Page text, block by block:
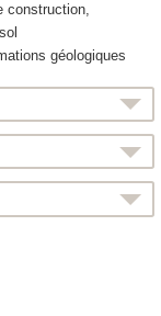
construction,
géologiques